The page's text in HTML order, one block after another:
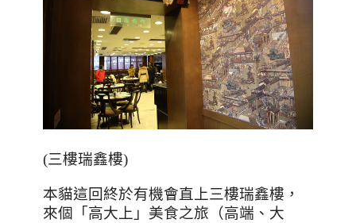
(三樓瑞鑫樓)
本貓這回終於有機會直上三樓瑞鑫樓，
來個「高大上」美食之旅（高端、大